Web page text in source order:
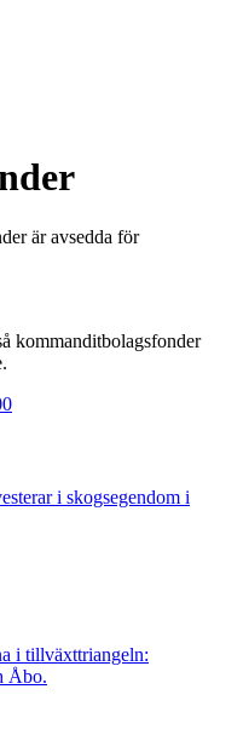
är avsedda för
kommanditbolagsfonder
i skogsegendom i
i tillväxttriangeln:
Åbo.